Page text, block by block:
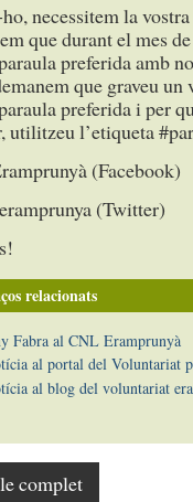
necessitem la
que durant el mes
preferida amb
que graveu
preferida i per
utilitzeu l’etiqueta
(Facebook)
(Twitter)
relacionats
Fabra al CNL Eramprunyà
al portal del Voluntariat
al blog del voluntariat
complet